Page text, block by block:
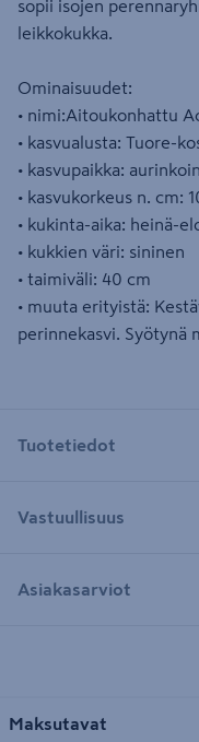
sopii isojen
leikkokukka.
Ominaisuudet:
• nimi:Aitoukonhattu
• kasvualusta: Tuore-
• kasvupaikka:
• kasvukorkeus n. cm:
• kukinta-aika: heinä-
• kukkien väri: sininen
• taimiväli: 40 cm
• muuta erityistä:
perinnekasvi. Syötynä
Tuotetiedot
Vastuullisuus
Asiakasarviot
Maksutavat